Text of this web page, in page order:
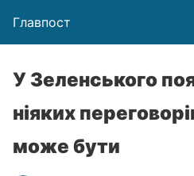
Главпост
У Зеленського
ніяких
може бути